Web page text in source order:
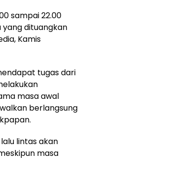
sampai 22.00
dituangkan
Kamis
tugas dari
masa awal
berlangsung
lintas akan
masa